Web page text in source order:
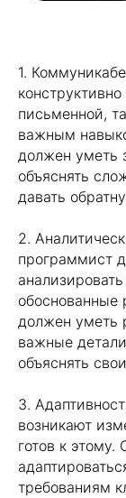
1.
письменной,
важным
должен уметь
объяснять
давать
2.
программист
обоснованные
должен уметь
важные
объяснять
3.
возникают
готов к
требованиям